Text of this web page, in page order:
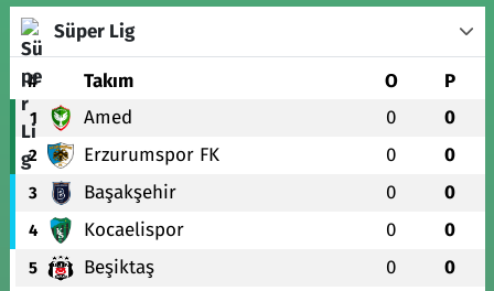
Süper Lig
# Takım O P
1 Amed 0 0
2 Erzurumspor FK 0 0
3 Başakşehir 0 0
4 Kocaelispor 0 0
5 Beşiktaş 0 0